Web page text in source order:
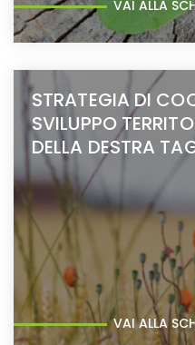
VAI ALLA
STRATEGIA DI
SVILUPPO
DELLA DESTRA
VAI ALLA